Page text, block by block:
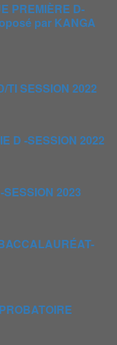
PREMIÈRE D-
par KANGA
TI SESSION 2022
D -SESSION 2022
2023